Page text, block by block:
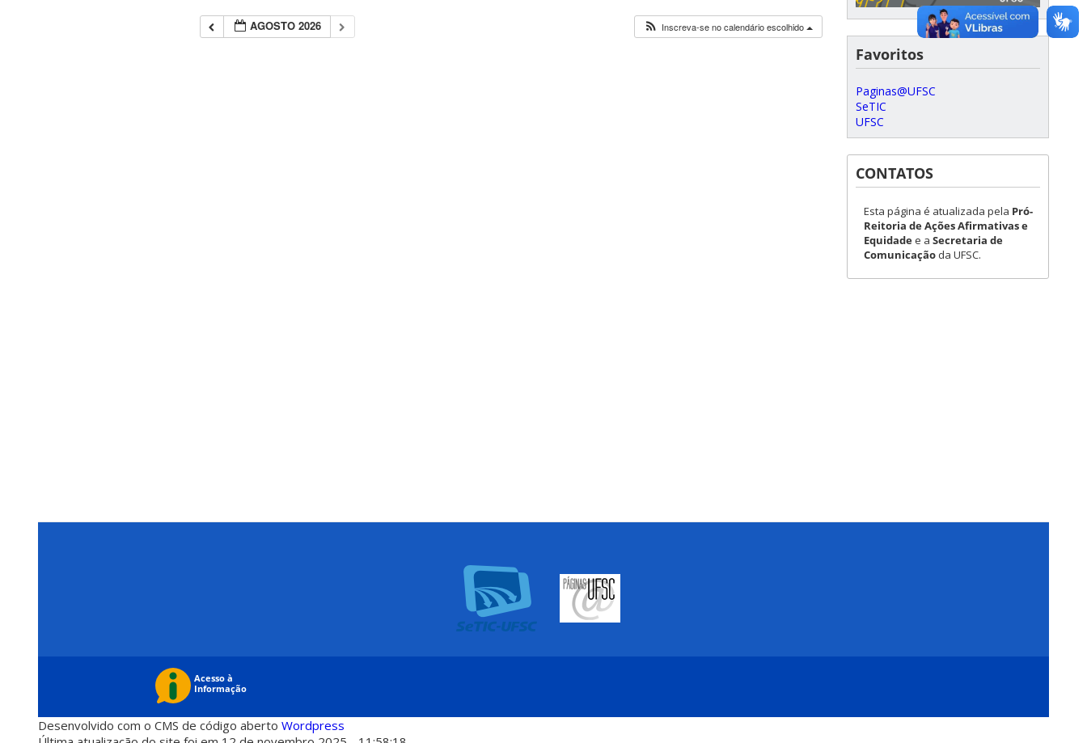
AGOSTO 2026 Inscreva-se no calendário escolhido
Favoritos
Paginas@UFSC
SeTIC
UFSC
CONTATOS
Esta página é atualizada pela Pró-
Reitoria de Ações Afirmativas e
Equidadee a Secretaria de
Comunicação da UFSC.
Desenvolvido com o CMS de código aberto Wordpress